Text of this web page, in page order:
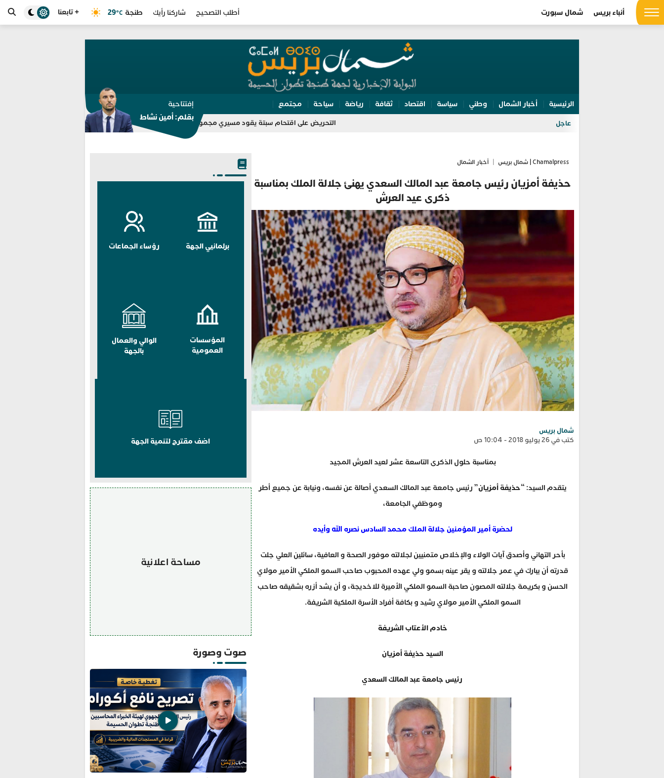
أنباء بريس شمال سبورت أطلب التصحيح شاركنا رأيك طنجة 29 °C + تابعنا
الرئيسية أخبار الشمال وطني سياسة اقتصاد ثقافة رياضة سياحة مجتمع
عاجل انطلاق خدمة “سيارة أمان” و التحريض على اقتحام سبتة يقود مسيري مجموعة “واتساب” للتوقيف بالفنيدق وتطوان
إفتتاحية
بقلم: أمين نشاط
Chamalpress | شمال بريس أخبار الشمال
حذيفة أمزيان رئيس جامعة عبد المالك السعدي يهنئ جلالة الملك بمناسبة
ذكرى عيد العرش
شمال بريس
كتب في 26 يوليو 2018 - 10:04 ص
بمناسبة حلول الذكرى التاسعة عشر لعيد العرش المجيد
يتقدم السيد: “حذيفة أمزيان” رئيس جامعة عبد المالك السعدي أصالة عن نفسه، ونيابة عن جميع أطر
وموظفي الجامعة،
لحضرة أمير المؤمنين جلالة الملك محمد السادس نصره الله وأيده
بأحر التهاني وأصدق آيات الولاء والإخلاص متمنيين لجلالته موفور الصحة و العافية، سائلين العلي جلت
قدرته أن يبارك في عمر جلالته و يقر عينه بسمو ولي عهده المحبوب صاحب السمو الملكي الأمير مولاي
الحسن و بكريمة جلالته المصون صاحبة السمو الملكي الأميرة للاخديجة، و أن يشد أزره بشقيقه صاحب
السمو الملكي الأمير مولاي رشيد و بكافة أفراد الأسرة الملكية الشريفة.
خادم الأعتاب الشريفة
السيد حذيفة أمزيان
رئيس جامعة عبد المالك السعدي
برلمانيي الجهة رؤساء الجماعات
المؤسسات
العمومية
الوالي والعمال
بالجهة
اضف مقترح لتنمية الجهة
مساحة اعلانية
صوت وصورة